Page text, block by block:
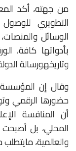
من جهته، أكد
التطويري للوصول
الوسائل والمنصات،
بأدواتها كافة،
وتاريخهورسالة
وقال إن المؤسسة
حضورها الرقمي
أن المنافسة
المحلي، بل أصبحت
والعالمية،مايتطلب